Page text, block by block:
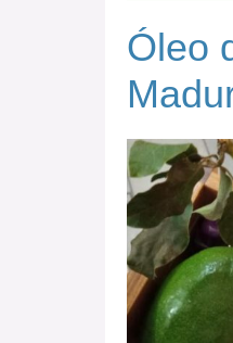
Óleo